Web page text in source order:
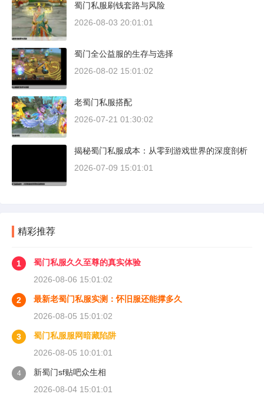
蜀门私服刷钱套路与风险
2026-08-03 20:01:01
蜀门全公益服的生存与选择
2026-08-02 15:01:02
老蜀门私服搭配
2026-07-21 01:30:02
揭秘蜀门私服成本：从零到游戏世界的深度剖析
2026-07-09 15:01:01
精彩推荐
1
蜀门私服久久至尊的真实体验
2026-08-06 15:01:02
2
最新老蜀门私服实测：怀旧服还能撑多久
2026-08-05 15:01:02
3
蜀门私服服网暗藏陷阱
2026-08-05 10:01:01
4
新蜀门sf贴吧众生相
2026-08-04 15:01:01